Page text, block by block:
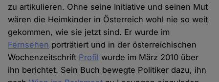
zu artikulieren. Ohne seine Initiative und seinen Mut
wären die Heimkinder in Österreich wohl nie so weit
gekommen, wie sie jetzt sind. Er wurde im
Fernsehen porträtiert und in der österreichischen
Wochenzeitschrift Profil wurde im März 2010 über
ihn berichtet. Sein Buch bewegte Politiker dazu, ihn